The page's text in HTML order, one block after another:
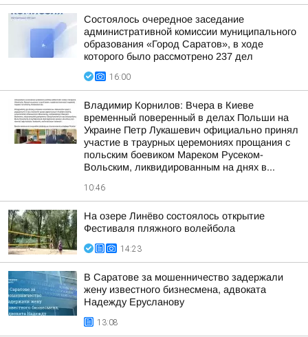
Состоялось очередное заседание
административной комиссии муниципального
образования «Город Саратов», в ходе
которого было рассмотрено 237 дел
16:00
Владимир Корнилов: Вчера в Киеве
временный поверенный в делах Польши на
Украине Петр Лукашевич официально принял
участие в траурных церемониях прощания с
польским боевиком Мареком Русеком-
Вольским, ликвидированным на днях в...
10:46
На озере Линёво состоялось открытие
Фестиваля пляжного волейбола
14:23
В Саратове за мошенничество задержали
жену известного бизнесмена, адвоката
Надежду Ерусланову
13:08